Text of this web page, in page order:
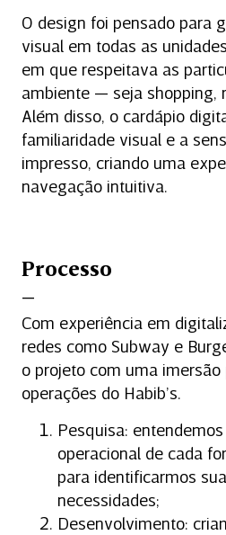
O design foi pensado para
visual em todas as
em que respeitava as
ambiente — seja shopping,
Além disso, o cardápio
familiaridade visual e a
impresso, criando uma
navegação intuitiva.
Processo
Com experiência em
redes como Subway e
o projeto com uma imersão
operações do Habib’s.
Pesquisa:
operacional de cada
para identificarmos
necessidades;
Desenvolvimento: